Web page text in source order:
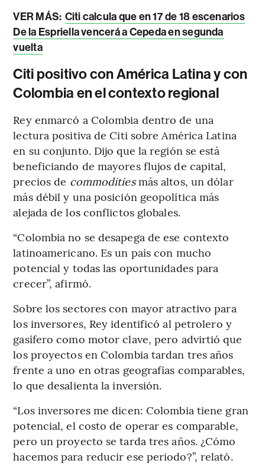
VER MÁS: Citi calcula que en 17 de 18 escenarios
De la Espriella vencerá a Cepeda en segunda
vuelta
Citi positivo con América Latina y con
Colombia en el contexto regional
Rey enmarcó a Colombia dentro de una
lectura positiva de Citi sobre América Latina
en su conjunto. Dijo que la región se está
beneficiando de mayores flujos de capital,
precios de commoditiesmás altos, un dólar
más débil y una posición geopolítica más
alejada de los conflictos globales.
“Colombia no se desapega de ese contexto
latinoamericano. Es un país con mucho
potencial y todas las oportunidades para
crecer”, afirmó.
Sobre los sectores con mayor atractivo para
los inversores, Rey identificó al petrolero y
gasífero como motor clave, pero advirtió que
los proyectos en Colombia tardan tres años
frente a uno en otras geografías comparables,
lo que desalienta la inversión.
“Los inversores me dicen: Colombia tiene gran
potencial, el costo de operar es comparable,
pero un proyecto se tarda tres años. ¿Cómo
hacemos para reducir ese periodo?”, relató.